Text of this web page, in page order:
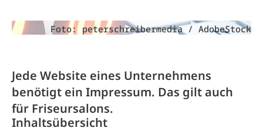
Foto: peterschreibermedia / AdobeStock
Jede Website eines Unternehmens
benötigt ein Impressum. Das gilt auch
für Friseursalons.
Inhaltsübersicht